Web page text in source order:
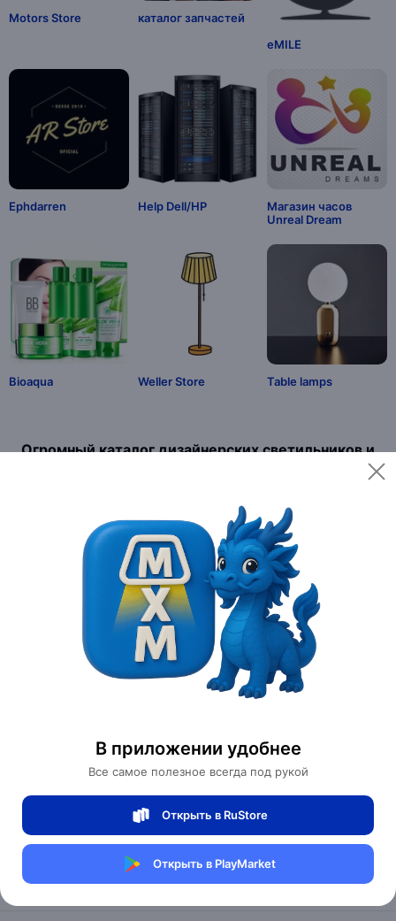
В приложении удобнее
Все самое полезное всегда под рукой
Открыть в RuStore
Открыть в PlayMarket
Motors Store
каталог запчастей
eMILE
Ephdarren Help Dell/HP
Магазин часов
Unreal Dream
Bioaqua Weller Store Table lamps
Огромный каталог дизайнерских светильников и
всего необходимого для квартир и загородных домов, работает
с 2011 года. Здесь можно найти товары на любой вкус по
доступным ценам. Широкий, регулярно обновляющийся
ассортимент, подарит возможность наслаждаться
качественными покупками, не выходя из дома. Мы предлагаем
покупателям большой выбор дизайнерской мебели,
светильников, бра, торшеров, быструю доставку всего
необходимого. Удобный онлайн-каталог с качественными
фотографиями поделён на разделы, в строке поиска можно
задать критерии, по которым вам будут предложены актуальные
варианты товаров нашего магазина.Интернет-магазин, где вы
можете найти всё, что ищете
Вы задумали начать ремонт или просто обновить дизайн
светильников? Интернет–магазин MAI HE MAI - это выгодные
притязательные запросы, как именитых дизайнеров, так и
простых обывателей, решивших сделать свой дом
неповторимым. Дизайнерские светильники купить любых
размеров, форм и цветов подойдут для применения во всех
сферах жизни. Напольные светильники – торшеры украсят не
только спальню или салон, но и отлично впишутся в холл
вашего офиса.
всего необходимого для квартир и загородных домов, работает
Читать далее
了解更多关于我们
如何购买商品
Полезная информация
技术支持